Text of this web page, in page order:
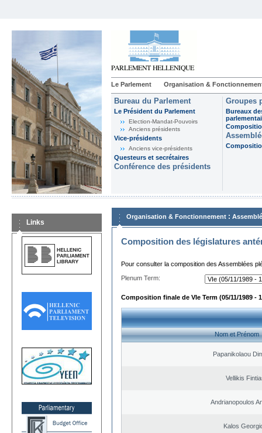
Le Parlement Organisation &
Bureau du Parlement
Le Président du Parlement
Election-Mandat-Pouvoirs
Anciens présidents
Vice-présidents
Anciens vice-présidents
Questeurs et secrétaires
Conférence des présidents
Groupes
Bureaux
Links
Organisation & Fonctionnement :
Composition des législatures
Pour consulter la composition des Assemblées
Plenum Term:
Composition finale de VIe Term (05/11/1989 -
Nom et Prénom
Papanikolaou
Vellikis
Andrianopoulos
Kalos